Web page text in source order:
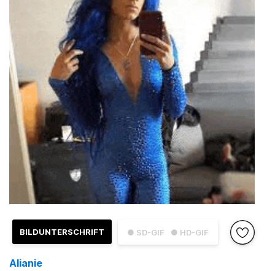
● SD-GIF ● HD-GIF
BILDUNTERSCHRIFT
Alianie